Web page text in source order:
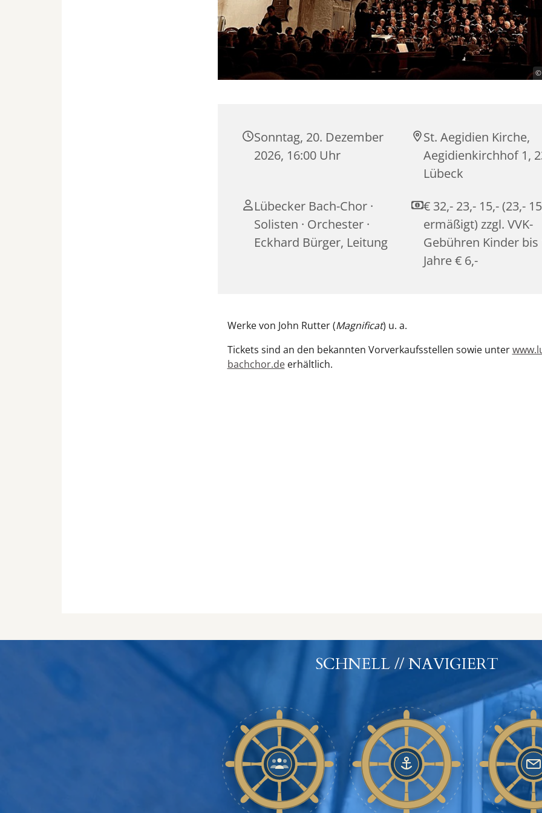
©
Sonntag, 20. Dezember
2026, 16:00 Uhr
St. Aegidien Kirche,
Aegidienkirchhof 1,
Lübeck
Lübecker Bach-Chor ·
Solisten · Orchester ·
Eckhard Bürger, Leitung
€ 32,- 23,- 15,- (23,-
ermäßigt) zzgl. VVK-
Gebühren Kinder bis
Jahre € 6,-
Werke von John Rutter (Magnificat) u. a.
Tickets sind an den bekannten Vorverkaufsstellen sowie unter
bachchor.deerhältlich.
SCHNELL // NAVIGIERT